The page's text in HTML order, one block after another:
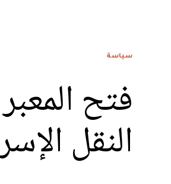
سياسة
فتح
النقل